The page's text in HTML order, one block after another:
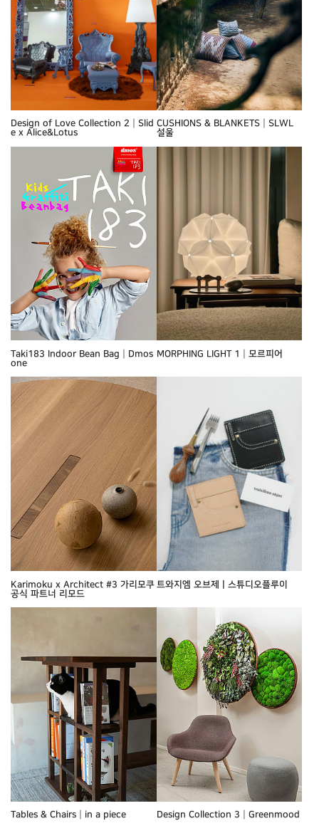
Design of Love Collection 2┃Slid
e x Alice&Lotus
CUSHIONS & BLANKETS┃SLWL
설울
Taki183 Indoor Bean Bag┃Dmos
one
MORPHING LIGHT 1┃모르피어
Karimoku x Architect #3 가리모쿠
공식 파트너 리모드
트와지엠 오브제ㅣ스튜디오플루이
Tables & Chairs┃in a piece Design Collection 3┃Greenmood